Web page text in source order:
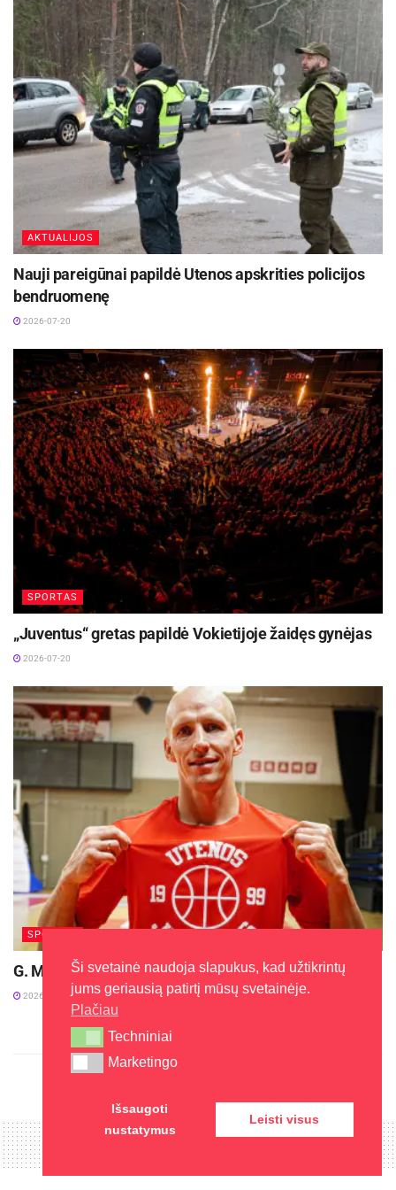
skyriuje.
Dėkojame pareigūnams už ilgametę tarnybą,
atsakomybę ir indėlį į Utenos apskrities policijos
veiklą bei linkime sėkmės naujuose
profesiniuose etapuose.
Utenos apskr. VPK
Milda Kunigėlienė Mindaugas Puskunigis
Policija Saulius Navarskas Vaidotas Žilius
AKTUALIJOS
Nauji pareigūnai papildė Utenos apskrities policijos
bendruomenę
2026-07-20
SPORTAS
„Juventus“ gretas papildė Vokietijoje žaidęs gynėjas
2026-07-20
SPORTAS
G. Matulis vėl vilkės „Juventus“ marškinėlius
2026-07-18
Ši svetainė naudoja slapukus, kad užtikrintų
jums geriausią patirtį mūsų svetainėje.
Plačiau
Techniniai
Techniniai
Marketingo
Marketingo
Išsaugoti
nustatymus
Leisti visus